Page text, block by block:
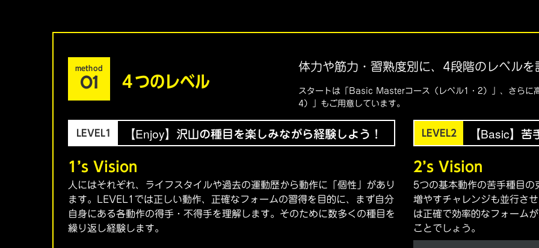
method
01 ４つのレベル
体力や筋力・習熟度別に、4段階のレベルを
スタートは「Basic Masterコース（レベル1・2）」、さらに
4）」もご用意しています。
LEVEL1 【Enjoy】沢山の種目を楽しみながら経験しよう！
1’s Vision
人にはそれぞれ、ライフスタイルや過去の運動歴から動作に「個性」があり
ます。LEVEL1では正しい動作、正確なフォームの習得を目的に、まず自分
自身にある各動作の得手・不得手を理解します。そのために数多くの種目を
繰り返し経験します。
LEVEL2 【Basic】
2’s Vision
5つの基本動作の苦手種目
増やすチャレンジも並行さ
は正確で効率的なフォーム
ことでしょう。